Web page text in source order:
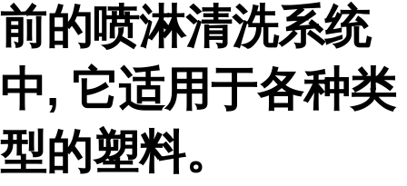
前的喷淋清洗系统
中, 它适用于各种类
型的塑料。